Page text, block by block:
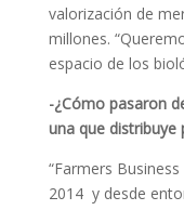
valorización de
millones.
espacio de los
-¿Cómo pasaron
una que distribuye
“Farmers
2014 y desde